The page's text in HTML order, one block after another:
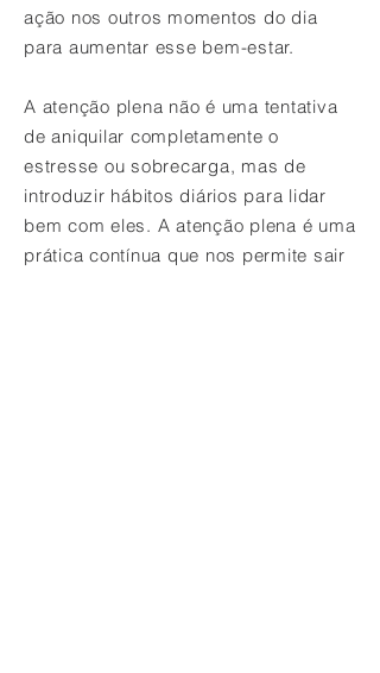
ação nos outros momentos do dia
para aumentar esse bem-estar.
A atenção plena não é uma tentativa
de aniquilar completamente o
estresse ou sobrecarga, mas de
introduzir hábitos diários para lidar
bem com eles. A atenção plena é uma
prática contínua que nos permite sair